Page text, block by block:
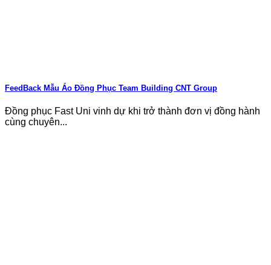
FeedBack Mẫu Áo Đồng Phục Team Building CNT Group
Đồng phục Fast Uni vinh dự khi trở thành đơn vị đồng hành
cùng chuyên...